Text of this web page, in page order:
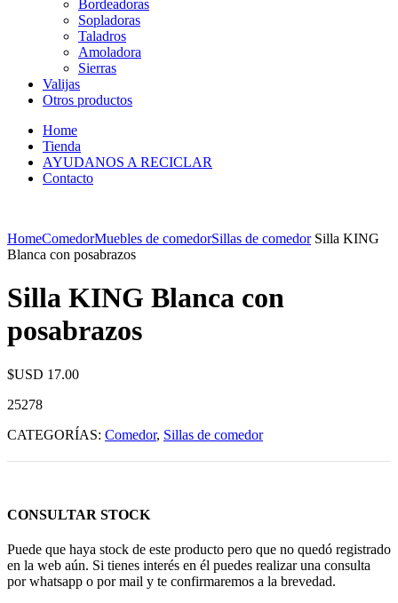
Bordeadoras
Sopladoras
Taladros
Amoladora
Sierras
Valijas
Otros productos
Home
Tienda
AYUDANOS A RECICLAR
Contacto
HomeComedorMuebles de comedorSillas de comedorSilla KING
Blanca con posabrazos
Silla KING Blanca con
posabrazos
$USD 17.00
25278
CATEGORÍAS: Comedor, Sillas de comedor
CONSULTAR STOCK
Puede que haya stock de este producto pero que no quedó registrado
en la web aún. Si tienes interés en él puedes realizar una consulta
por whatsapp o por mail y te confirmaremos a la brevedad.